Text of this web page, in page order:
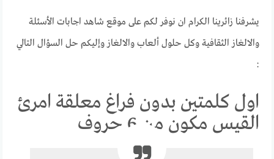
يشرفنا زائرينا الكرام ان نوفر لكم على موقع شاهد اجابات الأسئلة
والالغاز الثقافية وكل حلول ألعاب والالغاز وإليكم حل السؤال التالي
:
اول كلمتين بدون فراغ معلقة امرئ
القيس مكون من 6 حروف